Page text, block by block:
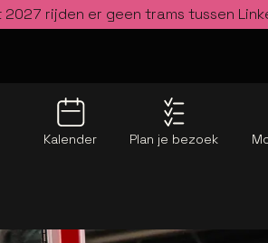
rijden er geen trams tussen
Kalender Plan je bezoek